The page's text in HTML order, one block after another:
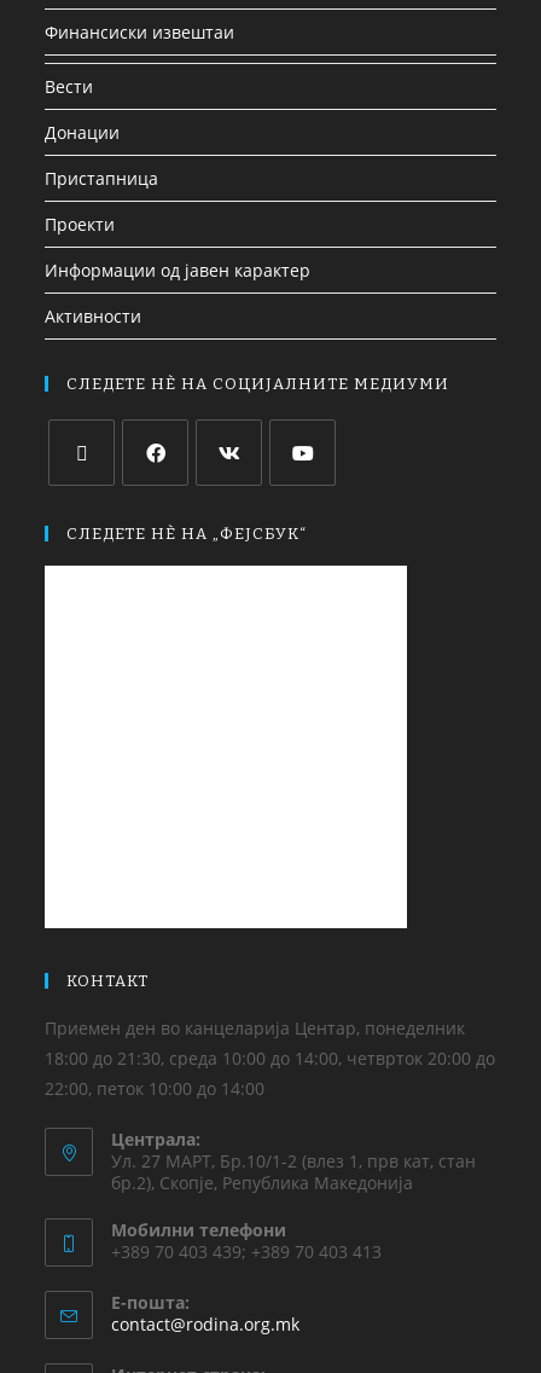
Финансиски извештаи
Вести
Донации
Пристапница
Проекти
Информации од јавен карактер
Активности
СЛЕДЕТЕ НЀ НА СОЦИЈАЛНИТЕ МЕДИУМИ
СЛЕДЕТЕ НЀ НА „ФЕЈСБУК“
КОНТАКТ
Приемен ден во канцеларија Центар, понеделник
18:00 до 21:30, среда 10:00 до 14:00, четврток 20:00 до
22:00, петок 10:00 до 14:00
Централа:
Ул. 27 МАРТ, Бр.10/1-2 (влез 1, прв кат, стан
бр.2), Скопје, Република Македонија
Мобилни телефони
+389 70 403 439; +389 70 403 413
Е-пошта:
contact@rodina.org.mk